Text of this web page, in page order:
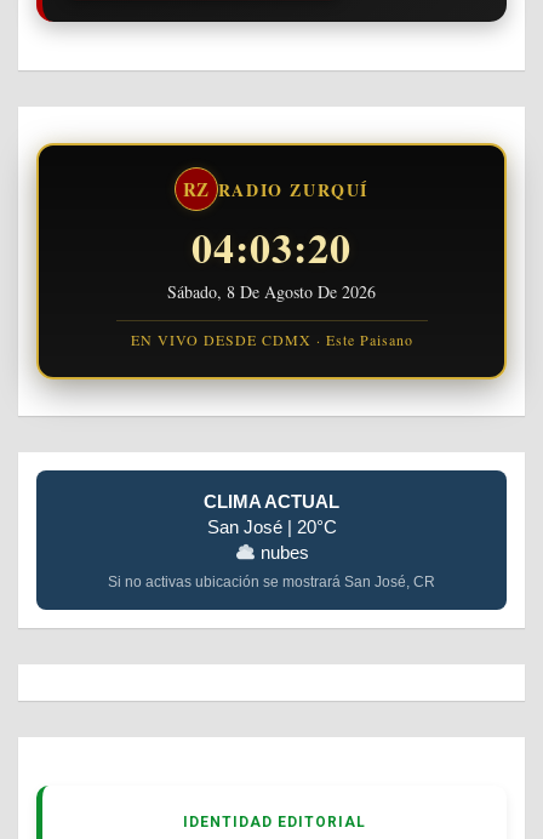
RZ RADIO ZURQUÍ
04:03:21
Sábado, 8 De Agosto De 2026
EN VIVO DESDE CDMX · Este Paisano
CLIMA ACTUAL
San José | 20°C
nubes
Si no activas ubicación se mostrará San José, CR
IDENTIDAD EDITORIAL